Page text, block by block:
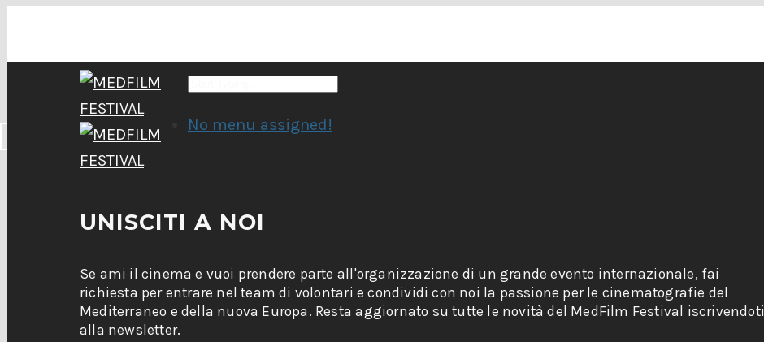
No menu assigned!
UNISCITI A NOI
Se ami il cinema e vuoi prendere parte all'organizzazione di un grande evento internazionale, fai
richiesta per entrare nel team di volontari e condividi con noi la passione per le cinematografie del
Mediterraneo e della nuova Europa. Resta aggiornato su tutte le novità del MedFilm Festival iscrivendoti
alla newsletter.